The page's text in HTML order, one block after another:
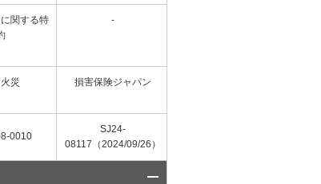
関する特
-
災 損害保険ジャパン
0010
SJ24-
08117（2024/09/26）